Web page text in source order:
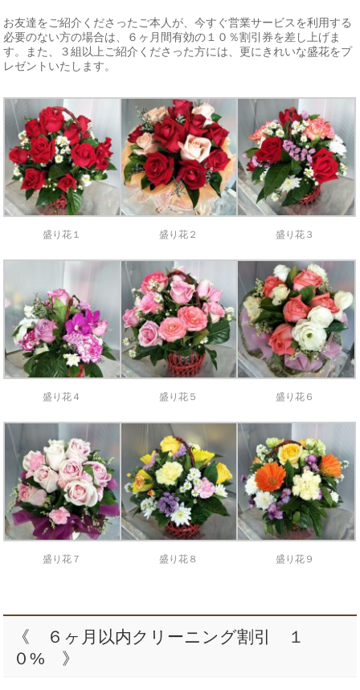
お友達をご紹介くださったご本人が、今すぐ営業サービスを利用する
必要のない方の場合は、６ヶ月間有効の１０％割引券を差し上げま
す。また、３組以上ご紹介くださった方には、更にきれいな盛花をプ
レゼントいたします。
盛り花１ 盛り花２ 盛り花３
盛り花４ 盛り花５ 盛り花６
盛り花７ 盛り花８ 盛り花９
《 ６ヶ月以内クリーニング割引 １
０% 》